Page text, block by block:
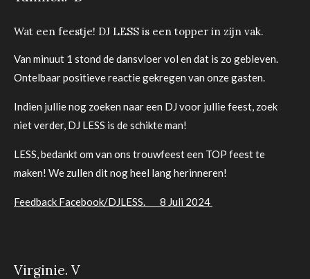
Wat een feestje! DJ LESS is een topper in zijn vak.
Van minuut 1 stond de dansvloer vol en dat is zo gebleven.
Ontelbaar positieve reactie gekregen van onze gasten.
Indien jullie nog zoeken naar een DJ voor jullie feest, zoek
niet verder, DJ LESS is de schikte man!
LESS, bedankt om van ons trouwfeest een TOP feest te
maken! We zullen dit nog heel lang herinneren!
Feedback Facebook/DJLESS. 8 Juli 2024
Virginie. V